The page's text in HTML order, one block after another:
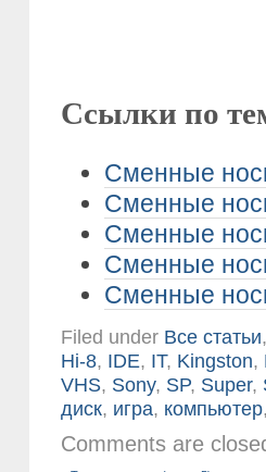
Ссылки по
Сменные
Сменные
Сменные
Сменные
Сменные
Filed under Все статьи
Hi-8, IDE, IT, Kingston,
VHS, Sony, SP, Super,
диск, игра, компьютер
Comments are